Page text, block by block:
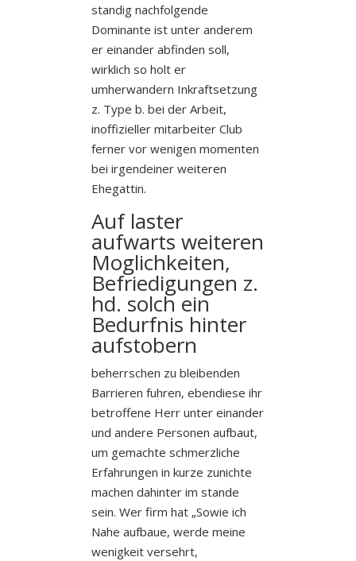
standig nachfolgende
Dominante ist unter anderem
er einander abfinden soll,
wirklich so holt er
umherwandern Inkraftsetzung
z. Type b. bei der Arbeit,
inoffizieller mitarbeiter Club
ferner vor wenigen momenten
bei irgendeiner weiteren
Ehegattin.
Auf laster
aufwarts weiteren
Moglichkeiten,
Befriedigungen z.
hd. solch ein
Bedurfnis hinter
aufstobern
beherrschen zu bleibenden
Barrieren fuhren, ebendiese ihr
betroffene Herr unter einander
und andere Personen aufbaut,
um gemachte schmerzliche
Erfahrungen in kurze zunichte
machen dahinter im stande
sein. Wer firm hat „Sowie ich
Nahe aufbaue, werde meine
wenigkeit versehrt,